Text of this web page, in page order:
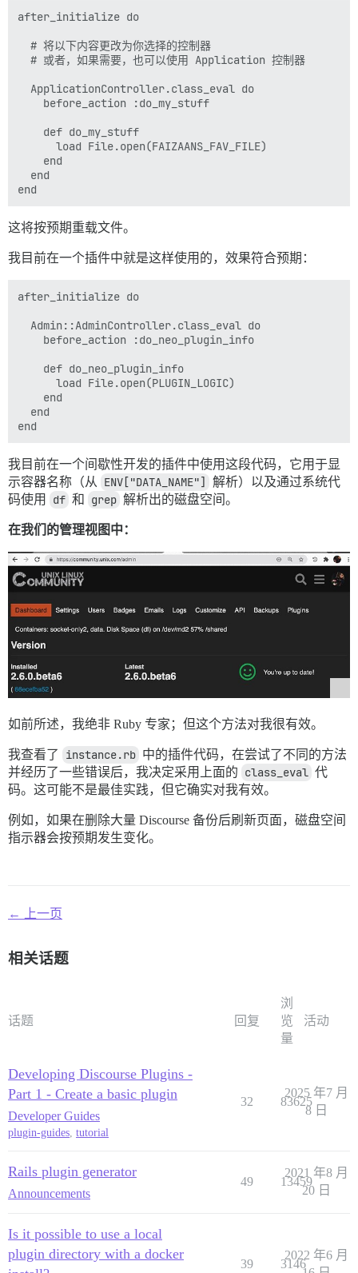
after_initialize do
  # 将以下内容更改为你选择的控制器
  # 或者，如果需要，也可以使用 Application 控制器
  ApplicationController.class_eval do
    before_action :do_my_stuff
    def do_my_stuff
      load File.open(FAIZAANS_FAV_FILE)
    end
  end
这将按预期重载文件。
我目前在一个插件中就是这样使用的，效果符合预期：
after_initialize do
  Admin::AdminController.class_eval do
    before_action :do_neo_plugin_info
    def do_neo_plugin_info
      load File.open(PLUGIN_LOGIC)
    end
  end
我目前在一个间歇性开发的插件中使用这段代码，它用于显
示容器名称（从
ENV["DATA_NAME"]
解析）以及通过系统代
码使用
df 和 grep 解析出的磁盘空间。
在我们的管理视图中：
如前所述，我绝非 Ruby 专家；但这个方法对我很有效。
我查看了 instance.rb 中的插件代码，在尝试了不同的方法
并经历了一些错误后，我决定采用上面的 class_eval 代
码。这可能不是最佳实践，但它确实对我有效。
例如，如果在删除大量 Discourse 备份后刷新页面，磁盘空间
指示器会按预期发生变化。
← 上一页
相关话题
话题 回复
浏
览
量
活动
Developing Discourse Plugins -
Part 1 - Create a basic plugin
Developer Guides
plugin-guides tutorial
32 83625
2025 年7 月
8 日
Rails plugin generator
Announcements
49 13459
2021 年8 月
20 日
Is it possible to use a local
plugin directory with a docker
39 3146
2022 年6 月